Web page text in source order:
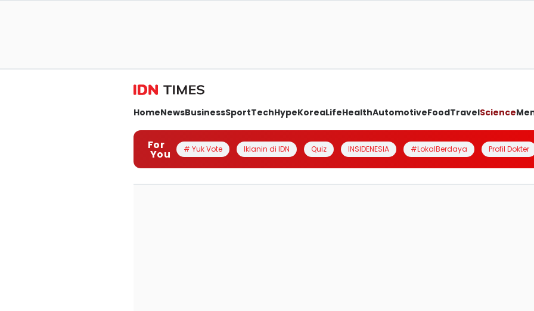
HomeNewsBusinessSportTechHypeKoreaLifeHealthAutomotiveFoodTravelScience
For
You # Yuk Vote Iklanin di IDN Quiz INSIDENESIA #LokalBerdaya Profil Dokter